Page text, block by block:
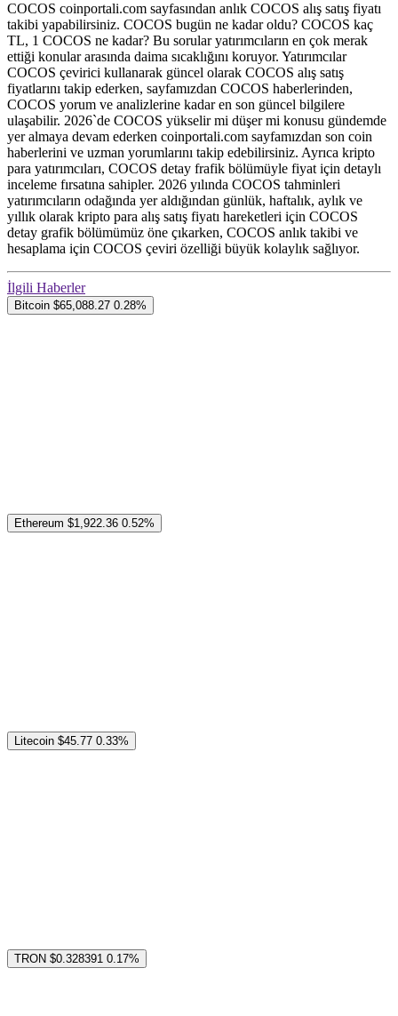
COCOS coinportali.com sayfasından anlık COCOS alış satış fiyatı
takibi yapabilirsiniz. COCOS bugün ne kadar oldu? COCOS kaç
TL, 1 COCOS ne kadar? Bu sorular yatırımcıların en çok merak
ettiği konular arasında daima sıcaklığını koruyor. Yatırımcılar
COCOS çevirici kullanarak güncel olarak COCOS alış satış
fiyatlarını takip ederken, sayfamızdan COCOS haberlerinden,
COCOS yorum ve analizlerine kadar en son güncel bilgilere
ulaşabilir. 2026`de COCOS yükselir mi düşer mi konusu gündemde
yer almaya devam ederken coinportali.com sayfamızdan son coin
haberlerini ve uzman yorumlarını takip edebilirsiniz. Ayrıca kripto
para yatırımcıları, COCOS detay frafik bölümüyle fiyat için detaylı
inceleme fırsatına sahipler. 2026 yılında COCOS tahminleri
yatırımcıların odağında yer aldığından günlük, haftalık, aylık ve
yıllık olarak kripto para alış satış fiyatı hareketleri için COCOS
detay grafik bölümümüz öne çıkarken, COCOS anlık takibi ve
hesaplama için COCOS çeviri özelliği büyük kolaylık sağlıyor.
İlgili Haberler
Bitcoin $65,088.27 0.28%
Ethereum $1,922.36 0.52%
Litecoin $45.77 0.33%
TRON $0.328391 0.17%